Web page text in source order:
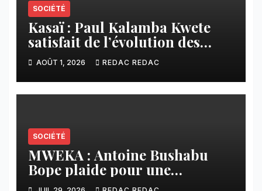
SOCIÉTÉ
Kasaï : Paul Kalamba Kwete
satisfait de l’évolution des
travaux routiers exécutés par
SAFRIMEX
AOÛT 1, 2026 REDAC REDAC
SOCIÉTÉ
MWEKA : Antoine Bushabu
Bope plaide pour une
meilleure prise en compte des